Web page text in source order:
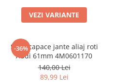
VEZI VARIANTE
-36%
Set 4 capace jante aliaj roti
Audi 61mm 4M0601170
140,00 Lei
89,99 Lei